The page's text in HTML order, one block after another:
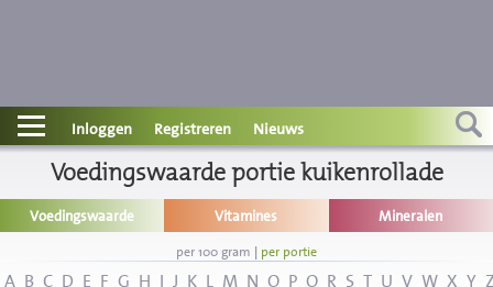
Contact
Informatie
Disclaimer
Inloggen Registreren Nieuws
Voedingswaarde portie kuikenrollade
Voedingswaarde Vitamines Mineralen
per 100 gram | per portie
A B C D E F G H I J K L M N O P Q R S T U V W X Y